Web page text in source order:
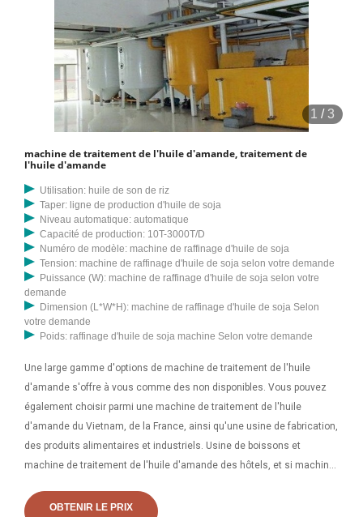
1 /3
machine de traitement de l'huile d'amande, traitement de
l'huile d'amande
Utilisation: huile de son de riz
Taper: ligne de production d'huile de soja
Niveau automatique: automatique
Capacité de production: 10T-3000T/D
Numéro de modèle: machine de raffinage d'huile de soja
Tension: machine de raffinage d'huile de soja selon votre demande
Puissance (W): machine de raffinage d'huile de soja selon votre
demande
Dimension (L*W*H): machine de raffinage d'huile de soja Selon
votre demande
Poids: raffinage d'huile de soja machine Selon votre demande
Une large gamme d'options de machine de traitement de l'huile
d'amande s'offre à vous comme des non disponibles. Vous pouvez
également choisir parmi une machine de traitement de l'huile
d'amande du Vietnam, de la France, ainsi qu'une usine de fabrication,
des produits alimentaires et industriels. Usine de boissons et
machine de traitement de l'huile d'amande des hôtels, et si machine
d'extraction d'huile d'amande à basse température : peut protéger
OBTENIR LE PRIX